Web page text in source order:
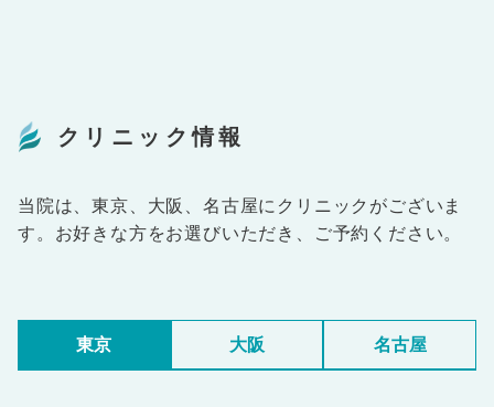
クリニック情報
当院は、東京、大阪、名古屋にクリニックがございま
す。お好きな方をお選びいただき、ご予約ください。
東京 大阪 名古屋